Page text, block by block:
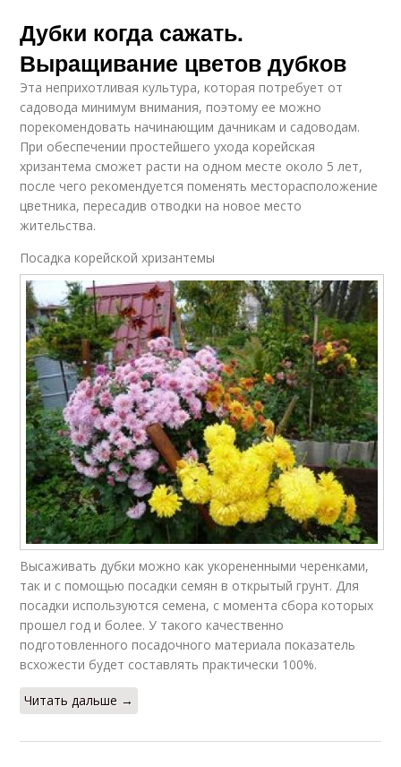
Дубки когда сажать.
Выращивание цветов дубков
Эта неприхотливая культура, которая потребует от
садовода минимум внимания, поэтому ее можно
порекомендовать начинающим дачникам и садоводам.
При обеспечении простейшего ухода корейская
хризантема сможет расти на одном месте около 5 лет,
после чего рекомендуется поменять месторасположение
цветника, пересадив отводки на новое место
жительства.
Посадка корейской хризантемы
Высаживать дубки можно как укорененными черенками,
так и с помощью посадки семян в открытый грунт. Для
посадки используются семена, с момента сбора которых
прошел год и более. У такого качественно
подготовленного посадочного материала показатель
всхожести будет составлять практически 100%.
Читать дальше →